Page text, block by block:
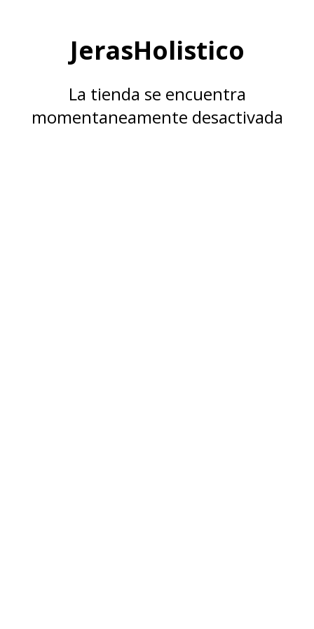
JerasHolistico
La tienda se encuentra
momentaneamente desactivada